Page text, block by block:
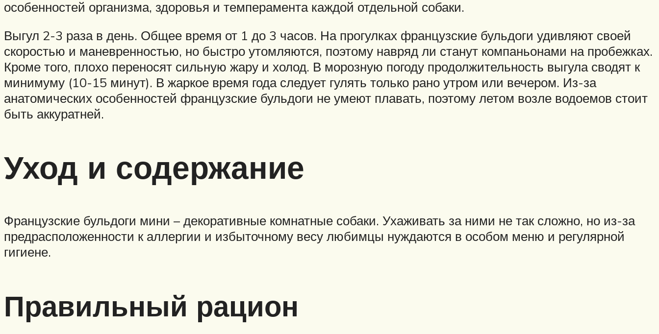
особенностей организма, здоровья и темперамента каждой отдельной собаки.
Выгул 2-3 раза в день. Общее время от 1 до 3 часов. На прогулках французские бульдоги удивляют своей
скоростью и маневренностью, но быстро утомляются, поэтому навряд ли станут компаньонами на пробежках.
Кроме того, плохо переносят сильную жару и холод. В морозную погоду продолжительность выгула сводят к
минимуму (10-15 минут). В жаркое время года следует гулять только рано утром или вечером. Из-за
анатомических особенностей французские бульдоги не умеют плавать, поэтому летом возле водоемов стоит
быть аккуратней.
Уход и содержание
Французские бульдоги мини – декоративные комнатные собаки. Ухаживать за ними не так сложно, но из-за
предрасположенности к аллергии и избыточному весу любимцы нуждаются в особом меню и регулярной
гигиене.
Правильный рацион